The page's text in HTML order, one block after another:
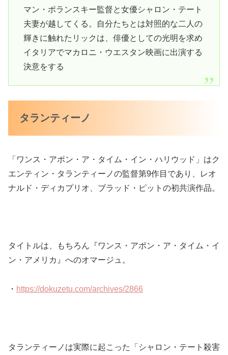
マン・ポランスキー監督と女優シャロン・テート
夫妻が越してくる。自分たちとは対照的な二人の
輝きに触れたリックは、俳優としての光明を求め
イタリアでマカロニ・ウエスタン映画に出演する
決意をする
タランティーノ
「ワンス・アポン・ア・タイム・イン・ハリウッド」はク
エンティン・タランティーノの監督第9作目であり、レオ
ナルド・ディカプリオ、ブラッド・ピットの初共演作品。
タイトルは、もちろん『ワンス・アポン・ア・タイム・イ
ン・アメリカ』へのオマージュ。
・ https://dokuzetu.com/archives/2866
タランティーノは実際に起こった「シャロン・テート殺害